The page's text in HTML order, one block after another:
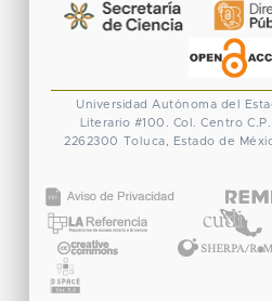
Universidad Autónoma del
Literario #100. Col. Centro
2262300 Toluca, Estado de